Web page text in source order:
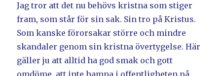
Jag tror att det nu behövs kristna som stiger
fram, som står för sin sak. Sin tro på Kristus.
Som kanske förorsakar större och mindre
skandaler genom sin kristna övertygelse. Här
gäller ju att alltid ha god smak och gott
omdöme, att inte hamna i offentligheten på